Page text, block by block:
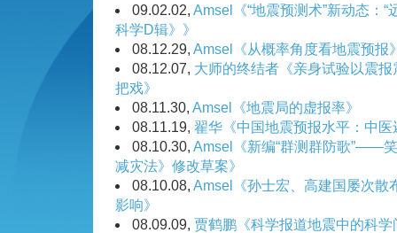
09.02.02, Amsel《“地震预测术”新动态：“
科学D辑》》
08.12.29, Amsel《从概率角度看地震预报
08.12.07, 大师的终结者《亲身试验以震
把戏》
08.11.30, Amsel《地震局的虚报率》
08.11.19, 翟华《中国地震预报水平：中医
08.10.30, Amsel《新编“群测群防歌”——
减灾法》修改草案》
08.10.08, Amsel《孙士宏、高建国屡次散
影响》
08.09.09, 贾鹤鹏《科学报道地震中的科学